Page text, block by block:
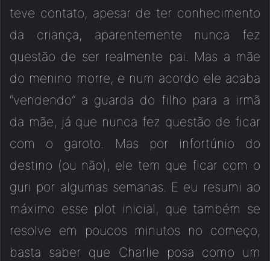
teve contato, apesar de ter conhecimento
da criança, aparentemente nunca fez
questão de ser realmente pai. Mas a mãe
do menino morre, e num acordo ele acaba
“vendendo” a guarda do filho para a irmã
da mãe, já que nunca fez questão de ficar
com o garoto. Mas por infortúnio do
destino (ou não), ele tem que ficar com o
guri por algumas semanas. E eu resumi ao
máximo esse plot inicial, que também se
resolve em poucos minutos no começo,
basta saber que Charlie posa como um